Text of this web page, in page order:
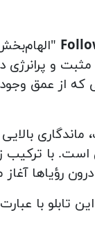
و پرانرژی
که از عمق
بالایی
با ترکیب
رؤیاها
تابلو با